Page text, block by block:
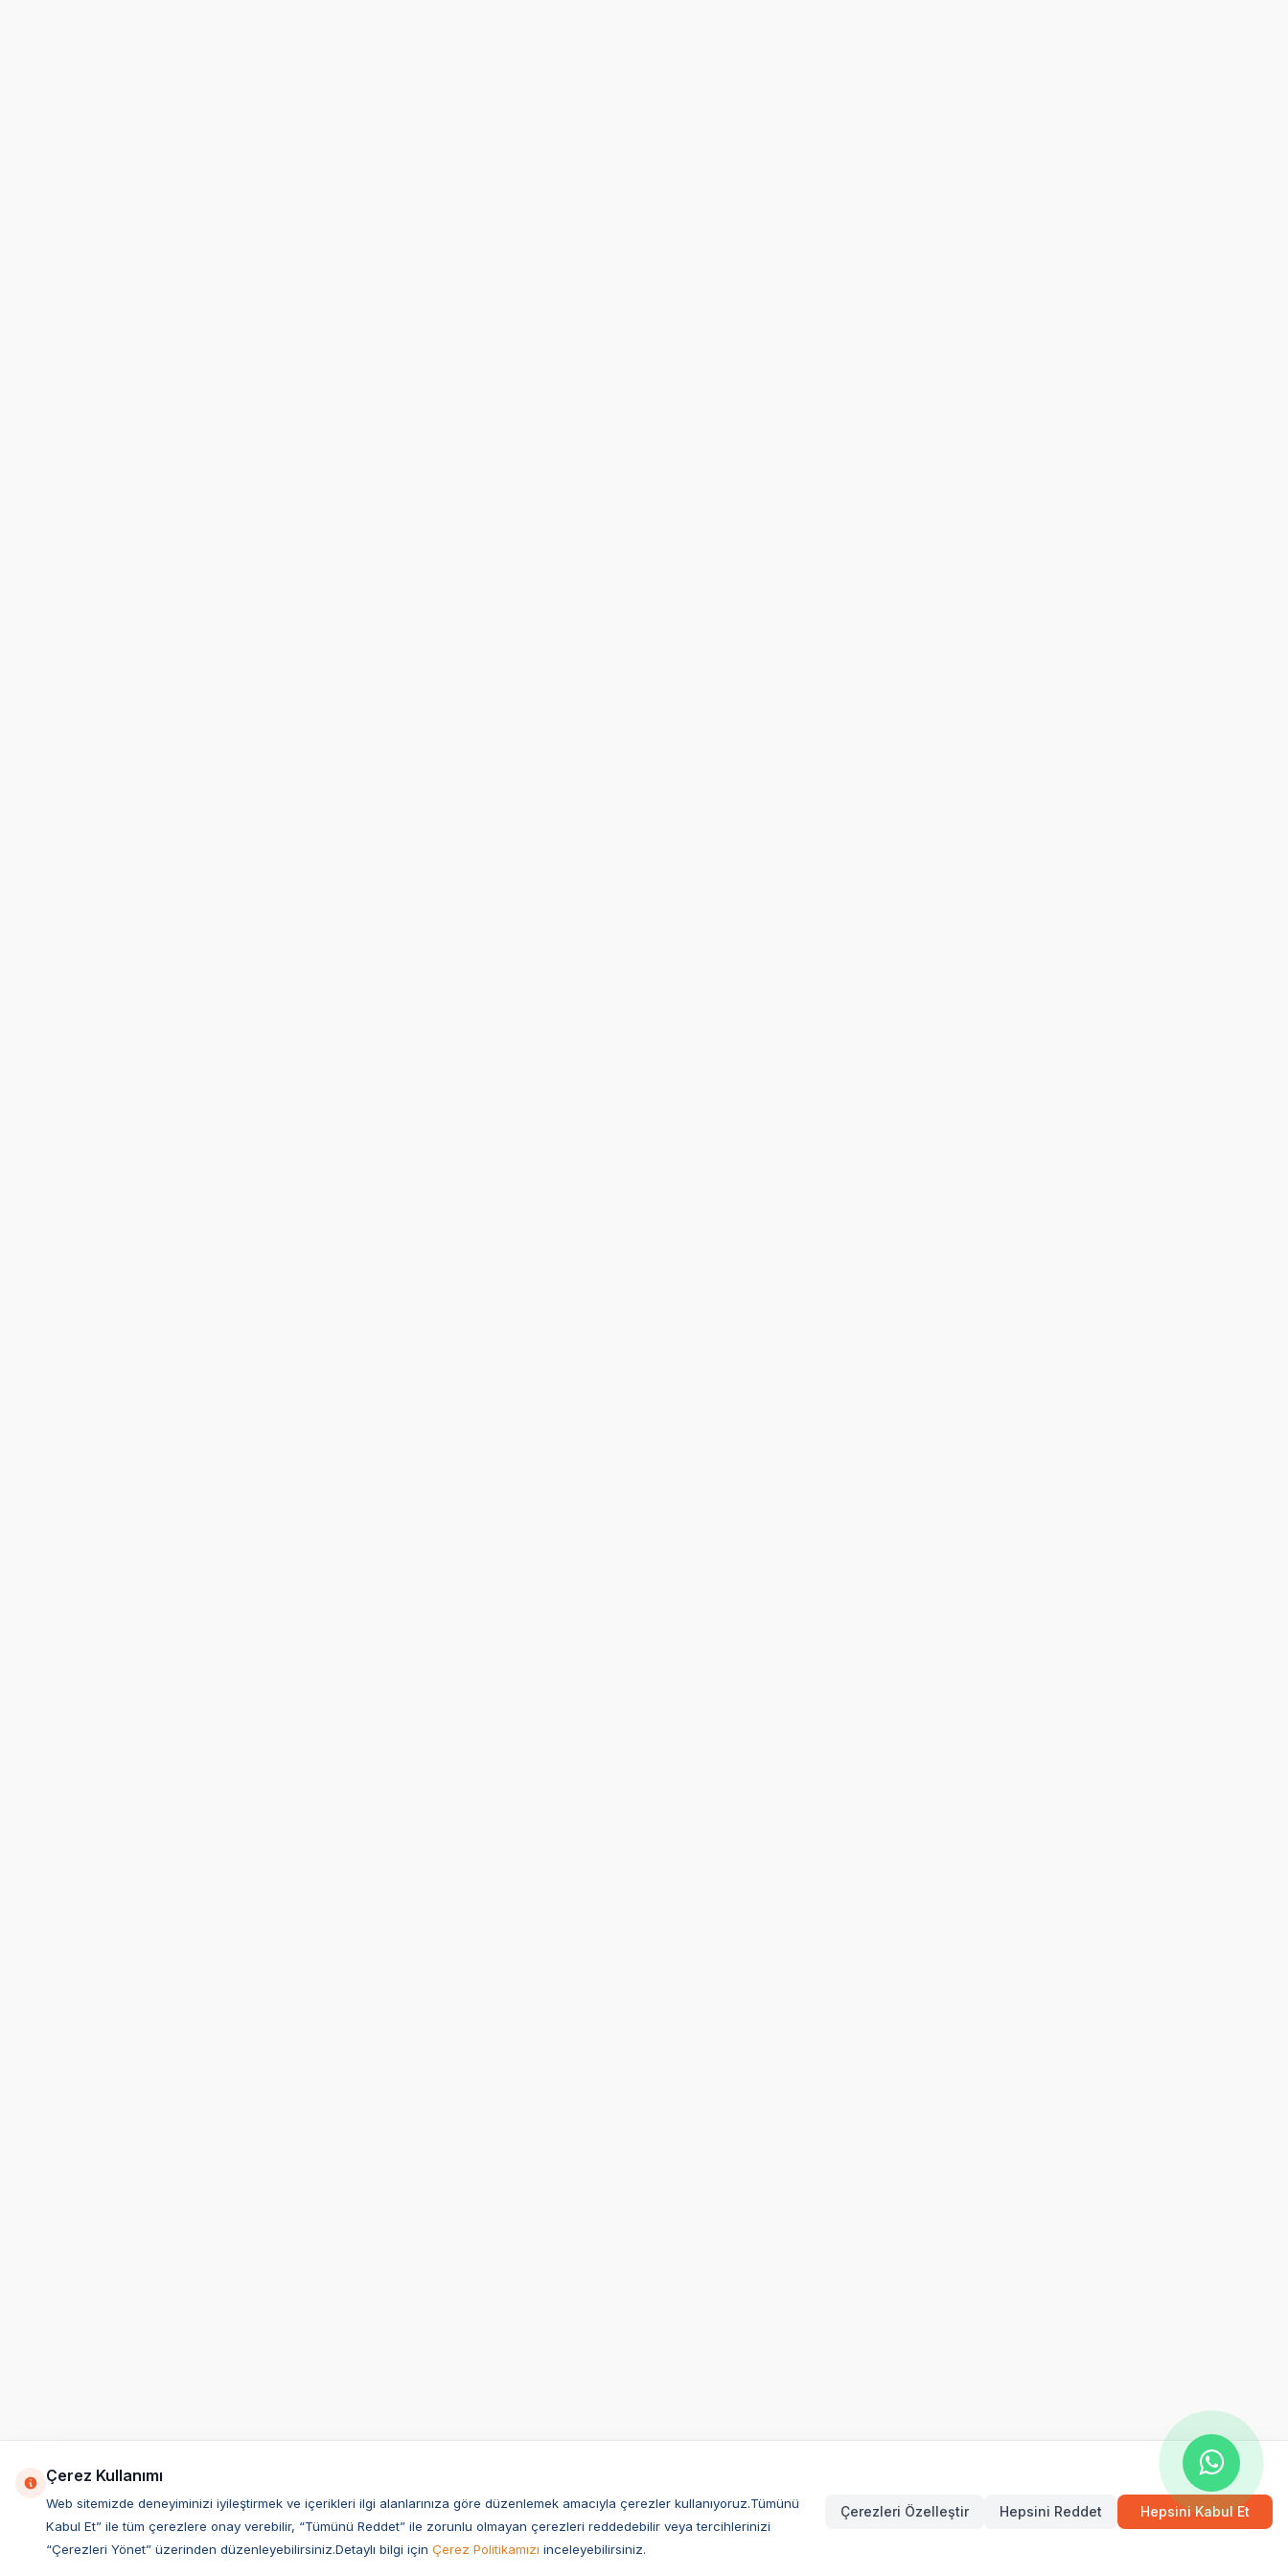
Çerez Kullanımı
Web sitemizde deneyiminizi iyileştirmek ve içerikleri ilgi alanlarınıza göre düzenlemek amacıyla çerezler kullanıyoruz.Tümünü
Kabul Et” ile tüm çerezlere onay verebilir, “Tümünü Reddet” ile zorunlu olmayan çerezleri reddedebilir veya tercihlerinizi
“Çerezleri Yönet” üzerinden düzenleyebilirsiniz.Detaylı bilgi için Çerez Politikamızı inceleyebilirsiniz.
Çerezleri Özelleştir Hepsini Reddet Hepsini Kabul Et